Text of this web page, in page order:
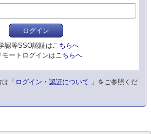
ログイン
認等SSO認証はこちらへ
モートログインはこちらへ
「 ログイン・認証について 」をご参照くだ